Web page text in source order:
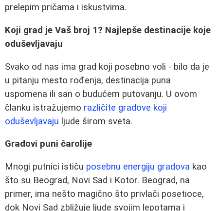
prelepim pričama i iskustvima.
Koji grad je Vaš broj 1? Najlepše destinacije koje
oduševljavaju
Svako od nas ima grad koji posebno voli - bilo da je
u pitanju mesto rođenja, destinacija puna
uspomena ili san o budućem putovanju. U ovom
članku istražujemo različite gradove koji
oduševljavaju ljude širom sveta.
Gradovi puni čarolije
Mnogi putnici ističu posebnu energiju gradova kao
što su Beograd, Novi Sad i Kotor. Beograd, na
primer, ima nešto magično što privlači posetioce,
dok Novi Sad zbližuje ljude svojim lepotama i